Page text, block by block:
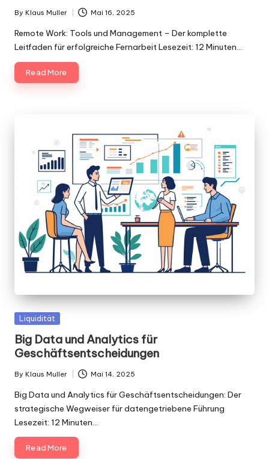
Posted
by
By Klaus Muller Mai 16, 2025
Remote Work: Tools und Management – Der komplette
Leitfaden für erfolgreiche Fernarbeit Lesezeit: 12 Minuten…
Read More
Posted
Liquidität
Big Data und Analytics für
Geschäftsentscheidungen
Posted
by
By Klaus Muller Mai 14, 2025
Big Data und Analytics für Geschäftsentscheidungen: Der
strategische Wegweiser für datengetriebene Führung
Lesezeit: 12 Minuten…
Read More